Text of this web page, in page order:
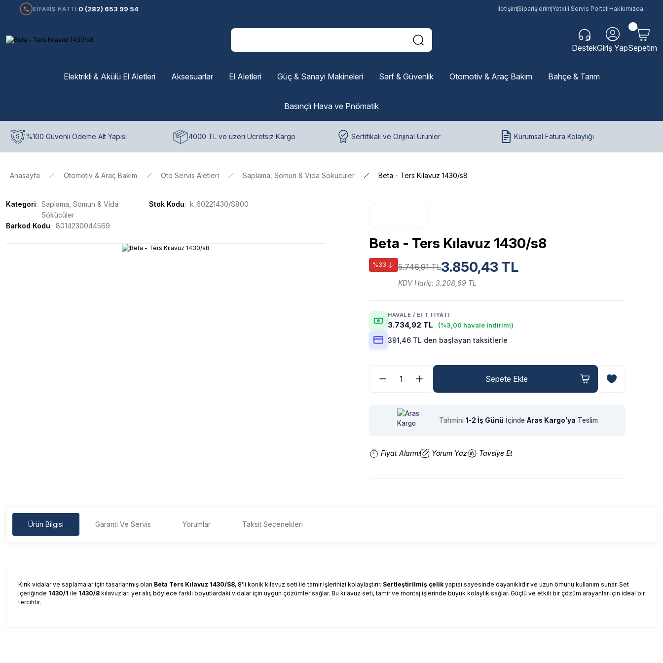
SİPARİŞ HATTI: 0 (282) 653 99 54 İletişimSiparişlerim Yetkili Servis Portalı Hakkımızda
DestekGiriş YapSepetim
Elektrikli & Akülü El Aletleri Aksesuarlar El Aletleri Güç & Sanayi Makineleri Sarf & Güvenlik Otomotiv & Araç Bakım Bahçe & Tarım
Basınçlı Hava ve Pnömatik
%100 Güvenli Ödeme Alt Yapısı 4000 TL ve üzeri Ücretsiz Kargo Sertifikalı ve Orijinal Ürünler Kurumsal Fatura Kolaylığı
Anasayfa Otomotiv & Araç Bakım Oto Servis Aletleri Saplama, Somun & Vida Sökücüler Beta - Ters Kılavuz 1430/s8
Kategori
Saplama, Somun & Vida
Sökücüler
Stok Kodu k_60221430/S800
Barkod Kodu 8014230044569
Beta - Ters Kılavuz 1430/s8
%33 5.746,91 TL3.850,43 TL
KDV Hariç: 3.208,69 TL
HAVALE / EFT FIYATI
3.734,92 TL (%3,00 havale indirimi)
391,46 TL den başlayan taksitlerle
Sepete Ekle
Tahmini 1-2 İş Günü İçinde Aras Kargo'ya Teslim
Fiyat Alarmı Yorum Yaz Tavsiye Et
Ürün Bilgisi Garanti Ve Servis Yorumlar Taksit Seçenekleri
Kırık vidalar ve saplamalar için tasarlanmış olan Beta Ters Kılavuz 1430/S8, 8'li konik kılavuz seti ile tamir işlerinizi kolaylaştırır. Sertleştirilmiş çelik yapısı sayesinde dayanıklıdır ve uzun ömürlü kullanım sunar. Set
içeriğinde 1430/1 ile 1430/8 kılavuzları yer alır, böylece farklı boyutlardaki vidalar için uygun çözümler sağlar. Bu kılavuz seti, tamir ve montaj işlerinde büyük kolaylık sağlar. Güçlü ve etkili bir çözüm arayanlar için ideal bir
tercihtir.